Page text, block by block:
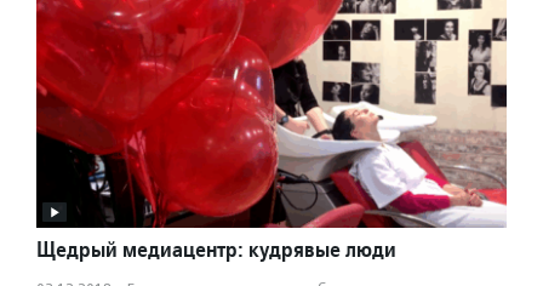
Щедрый медиацентр: кудрявые люди